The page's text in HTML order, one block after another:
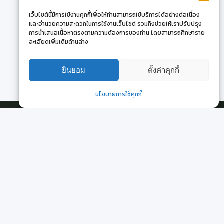
เว็บไซต์นี้มีการใช้งานคุกกี้เพื่อให้ท่านสามารถใช้บริการได้อย่างต่อเนื่อง
และอำนวยความสะดวกในการใช้งานเว็บไซต์ รวมถึงช่วยให้เราปรับปรุง
การนำเสนอเนื้อหาตรงตามความต้องการของท่าน โดยสามารถศึกษาราย
ละเอียดเพิ่มเติมด้านล่าง
ยินยอม ตั้งค่าคุกกี้
นโยบายการใช้คุกกี้